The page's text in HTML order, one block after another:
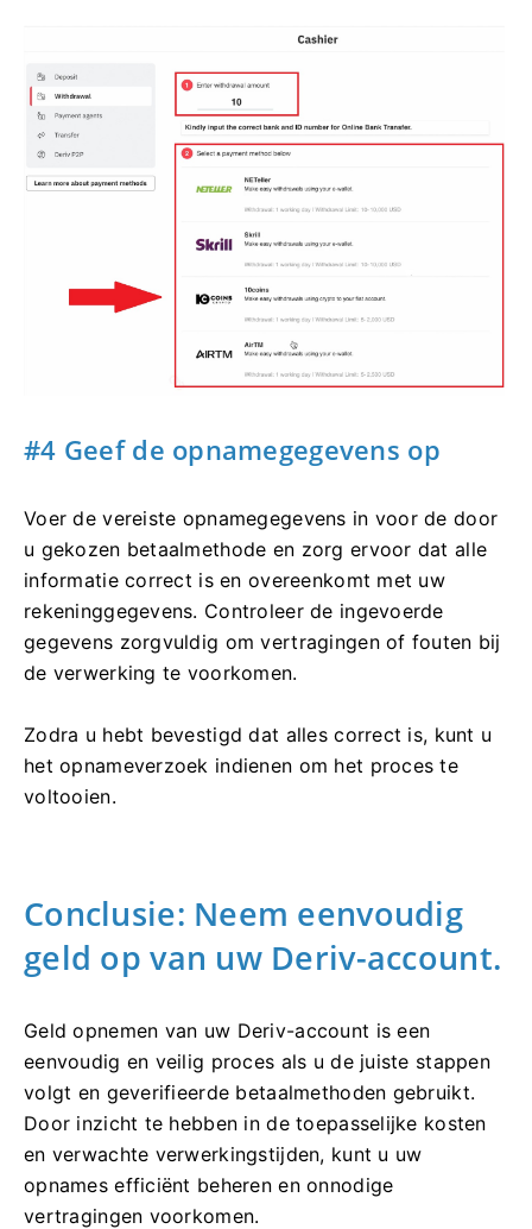
#4 Geef de opnamegegevens op
Voer de vereiste opnamegegevens in voor de door
u gekozen betaalmethode en zorg ervoor dat alle
informatie correct is en overeenkomt met uw
rekeninggegevens. Controleer de ingevoerde
gegevens zorgvuldig om vertragingen of fouten bij
de verwerking te voorkomen.
Zodra u hebt bevestigd dat alles correct is, kunt u
het opnameverzoek indienen om het proces te
voltooien.
Conclusie: Neem eenvoudig
geld op van uw Deriv-account.
Geld opnemen van uw Deriv-account is een
eenvoudig en veilig proces als u de juiste stappen
volgt en geverifieerde betaalmethoden gebruikt.
Door inzicht te hebben in de toepasselijke kosten
en verwachte verwerkingstijden, kunt u uw
opnames efficiënt beheren en onnodige
vertragingen voorkomen.